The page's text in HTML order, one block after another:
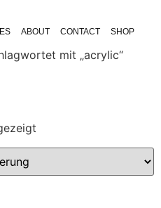
ABOUT CONTACT SHOP
mit „acrylic“